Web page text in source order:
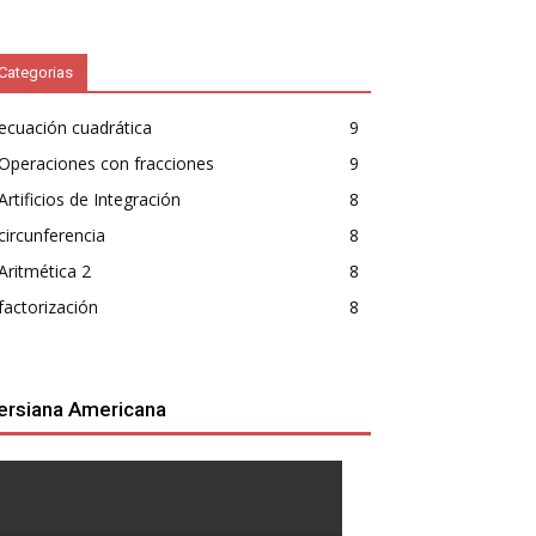
cuadrática
9
con fracciones
9
de Integración
8
8
2
8
8
Americana